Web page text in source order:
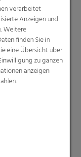
verarbeitet
Anzeigen und
Weitere
finden Sie in
eine Übersicht über
zu ganzen
anzeigen